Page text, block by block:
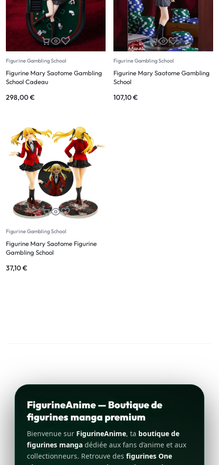
Figurine Gambling School
Figurine Mary Saotome Gambling
School Cadeau
298,00€
Figurine Gambling School
Figurine Mary Saotome Gambling
School
107,10€
Figurine Gambling School
Figurine Mary Saotome Figurine
Gambling School
37,10€
FigurineAnime — Boutique de
figurines manga premium
Bienvenue sur FigurineAnime, ta boutique de
figurines manga dédiée aux fans d’anime et aux
collectionneurs. Retrouve des figurines One